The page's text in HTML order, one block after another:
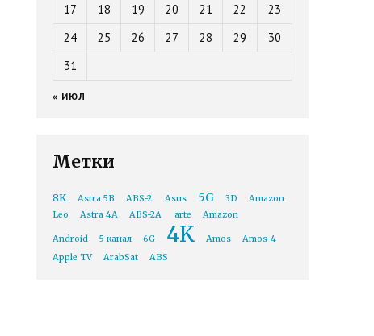
17
18 19 20 21 22
23
24
25 26 27 28 29
30
31
« ИЮЛ
Метки
8K Astra 5B ABS-2 Asus 5G 3D
Amazon
Leo
Astra 4A ABS-2A arte Amazon
Android 5 канал 6G 4K Amos
Amos-4
Apple TV
ArabSat ABS